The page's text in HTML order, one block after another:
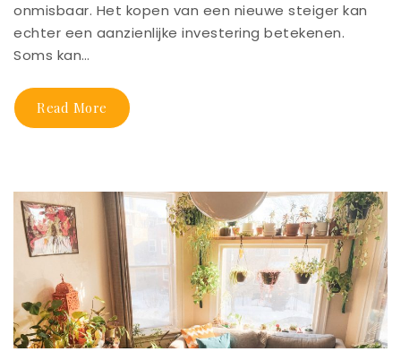
onmisbaar. Het kopen van een nieuwe steiger kan
echter een aanzienlijke investering betekenen.
Soms kan…
Read More